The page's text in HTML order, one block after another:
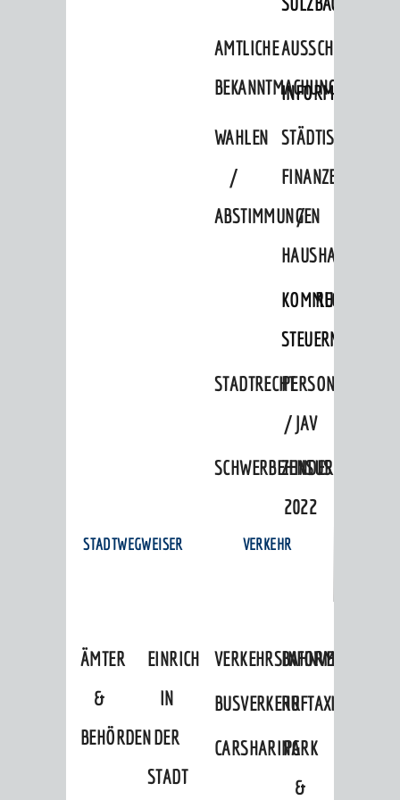
AMTLICHE
BEKANNTMACHUNGEN
WAHLEN
/
ABSTIMMUNGEN
STÄDTISCHE
FINANZEN
/
HAUSHALT
KOMMUNALE
STEUERN
STADTRECHTPERSONALRAT
/ JAV
ZENSUS
2022
STADTWEGWEISER
ÄMTER
&
BEHÖRDEN
EINRICHTUNGEN
IN
DER
STADT
VERKEHR
VERKEHRSINFORMATIONEN
BAHNVERKEHR
BUSVERKEHRRUFTAXI
CARSHARINGPARK
&